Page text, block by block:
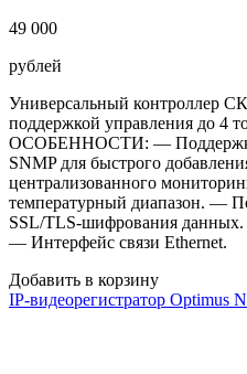
49 000
рублей
Универсальный контроллер
поддержкой управления до 4
ОСОБЕННОСТИ: — Поддержка
SNMP для быстрого
централизованного
температурный диапазон. —
SSL/TLS-шифрования
— Интерфейс связи Ethernet.
Добавить в корзину
IP-видеорегистратор Optimus